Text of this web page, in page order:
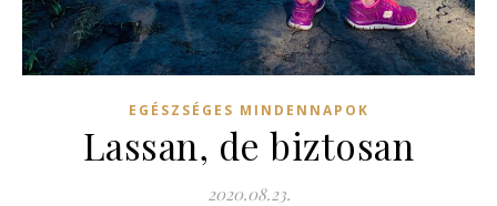
EGÉSZSÉGES MINDENNAPOK
Lassan, de biztosan
2020.08.23.